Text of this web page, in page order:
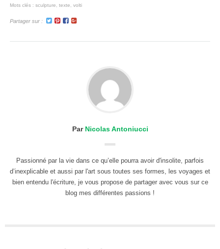
Mots clés : sculpture texte volti
Partager sur :
Par Nicolas Antoniucci
Passionné par la vie dans ce qu’elle pourra avoir d'insolite, parfois
d’inexplicable et aussi par l'art sous toutes ses formes, les voyages et
bien entendu l'écriture, je vous propose de partager avec vous sur ce
blog mes différentes passions !